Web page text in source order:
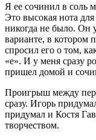
Я ее сочинил в соль
Это высокая нота
никогда не было. Он
варианте, в котором
спросил его о том,
«е». И у меня сразу
пришел домой и
Проигрыш между
сразу. Игорь
придумал и Костя
творчеством.